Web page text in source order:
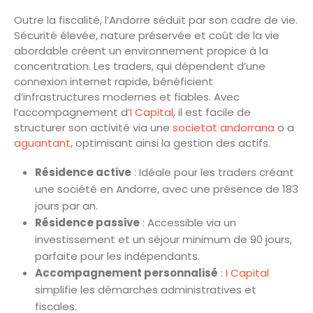
Outre la fiscalité, l’Andorre séduit par son cadre de vie.
Sécurité élevée, nature préservée et coût de la vie
abordable créent un environnement propice à la
concentration. Les traders, qui dépendent d’une
connexion internet rapide, bénéficient
d’infrastructures modernes et fiables. Avec
l’accompagnement d’I Capital, il est facile de
structurer son activité via une societat andorrana o a
aguantant, optimisant ainsi la gestion des actifs.
Résidence active : Idéale pour les traders créant
une société en Andorre, avec une présence de 183
jours par an.
Résidence passive : Accessible via un
investissement et un séjour minimum de 90 jours,
parfaite pour les indépendants.
Accompagnement personnalisé : I Capital
simplifie les démarches administratives et
fiscales.